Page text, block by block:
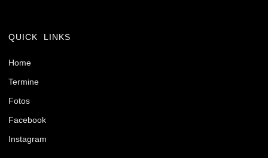
QUICK LINKS
Home
Termine
Fotos
Facebook
Instagram